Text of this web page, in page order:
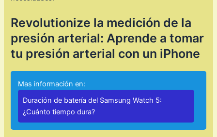
Revolutionize la medición de la
presión arterial: Aprende a tomar
tu presión arterial con un iPhone
Mas información en:
Duración de batería del Samsung Watch 5:
¿Cuánto tiempo dura?